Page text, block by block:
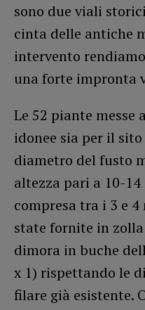
sono due viali
cinta delle antiche
intervento
una forte impronta
Le 52 piante
idonee sia per il
diametro del fusto
altezza pari a 10-14
compresa tra i 3 e
state fornite in zolla
dimora in buche
x 1) rispettando le
filare già esistente.